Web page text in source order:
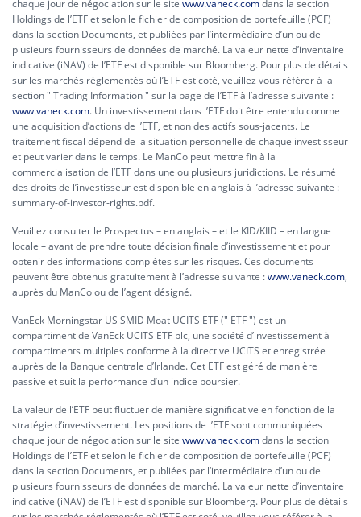
chaque jour de négociation sur le site www.vaneck.comdans la section
Holdings de l’ETF et selon le fichier de composition de portefeuille (PCF)
dans la section Documents, et publiées par l’intermédiaire d’un ou de
plusieurs fournisseurs de données de marché. La valeur nette d’inventaire
indicative (iNAV) de l’ETF est disponible sur Bloomberg. Pour plus de détails
sur les marchés réglementés où l’ETF est coté, veuillez vous référer à la
section " Trading Information " sur la page de l’ETF à l’adresse suivante :
www.vaneck.com. Un investissement dans l’ETF doit être entendu comme
une acquisition d’actions de l’ETF, et non des actifs sous-jacents. Le
traitement fiscal dépend de la situation personnelle de chaque investisseur
et peut varier dans le temps. Le ManCo peut mettre fin à la
commercialisation de l’ETF dans une ou plusieurs juridictions. Le résumé
des droits de l’investisseur est disponible en anglais à l’adresse suivante :
summary-of-investor-rights.pdf.
Veuillez consulter le Prospectus – en anglais – et le KID/KIID – en langue
locale – avant de prendre toute décision finale d’investissement et pour
obtenir des informations complètes sur les risques. Ces documents
peuvent être obtenus gratuitement à l’adresse suivante :www.vaneck.com,
auprès du ManCo ou de l’agent désigné.
VanEck Morningstar US SMID Moat UCITS ETF (" ETF ") est un
compartiment de VanEck UCITS ETF plc, une société d’investissement à
compartiments multiples conforme à la directive UCITS et enregistrée
auprès de la Banque centrale d’Irlande. Cet ETF est géré de manière
passive et suit la performance d’un indice boursier.
La valeur de l’ETF peut fluctuer de manière significative en fonction de la
stratégie d’investissement. Les positions de l’ETF sont communiquées
chaque jour de négociation sur le site www.vaneck.comdans la section
Holdings de l’ETF et selon le fichier de composition de portefeuille (PCF)
dans la section Documents, et publiées par l’intermédiaire d’un ou de
plusieurs fournisseurs de données de marché. La valeur nette d’inventaire
indicative (iNAV) de l’ETF est disponible sur Bloomberg. Pour plus de détails